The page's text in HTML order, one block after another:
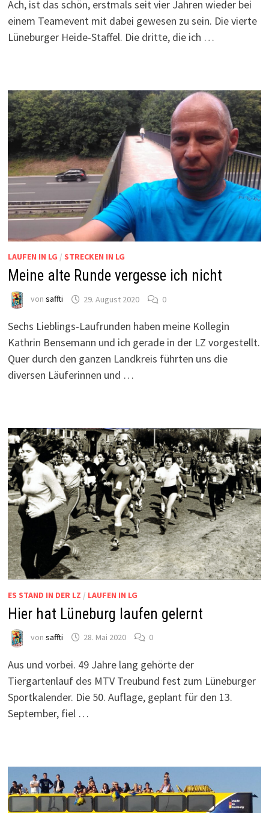
Ach, ist das schön, erstmals seit vier Jahren wieder bei
einem Teamevent mit dabei gewesen zu sein. Die vierte
Lüneburger Heide-Staffel. Die dritte, die ich …
LAUFEN IN LG / STRECKEN IN LG
Meine alte Runde vergesse ich nicht
von saffti 29. August 2020 0
Sechs Lieblings-Laufrunden haben meine Kollegin
Kathrin Bensemann und ich gerade in der LZ vorgestellt.
Quer durch den ganzen Landkreis führten uns die
diversen Läuferinnen und …
ES STAND IN DER LZ / LAUFEN IN LG
Hier hat Lüneburg laufen gelernt
von saffti 28. Mai 2020 0
Aus und vorbei. 49 Jahre lang gehörte der
Tiergartenlauf des MTV Treubund fest zum Lüneburger
Sportkalender. Die 50. Auflage, geplant für den 13.
September, fiel …